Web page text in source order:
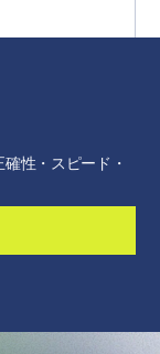
性・スピード・